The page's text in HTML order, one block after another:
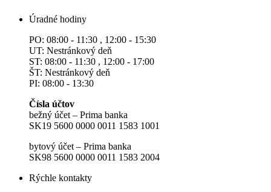
Úradné hodiny
PO: 08:00 - 11:30 , 12:00 - 15:30
UT: Nestránkový deň
ST: 08:00 - 11:30 , 12:00 - 17:00
ŠT: Nestránkový deň
PI: 08:00 - 13:30
Čísla účtov
bežný účet – Prima banka
SK19 5600 0000 0011 1583 1001
bytový účet – Prima banka
SK98 5600 0000 0011 1583 2004
Rýchle kontakty